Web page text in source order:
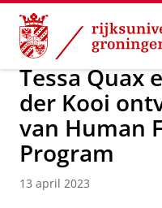
Skip
Content
Skip
Navigation
Over ons Actueel
Tessa Quax
der Kooi
van Human
Program
13 april 2023